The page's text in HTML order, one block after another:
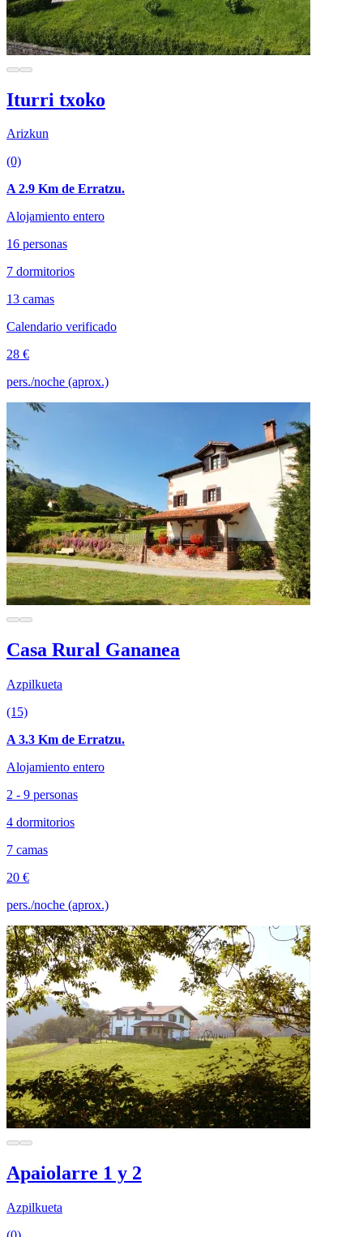
Iturri txoko
Arizkun
(0)
A 2.9 Km de Erratzu.
Alojamiento entero
16 personas
7 dormitorios
13 camas
Calendario verificado
28 €
pers./noche (aprox.)
Casa Rural Gananea
Azpilkueta
(15)
A 3.3 Km de Erratzu.
Alojamiento entero
2 - 9 personas
4 dormitorios
7 camas
20 €
pers./noche (aprox.)
Apaiolarre 1 y 2
Azpilkueta